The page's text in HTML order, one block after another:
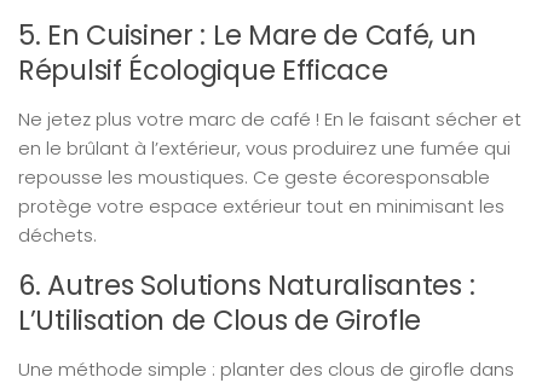
5. En Cuisiner : Le Mare de Café, un
Répulsif Écologique Efficace
Ne jetez plus votre marc de café ! En le faisant sécher et
en le brûlant à l’extérieur, vous produirez une fumée qui
repousse les moustiques. Ce geste écoresponsable
protège votre espace extérieur tout en minimisant les
déchets.
6. Autres Solutions Naturalisantes :
L’Utilisation de Clous de Girofle
Une méthode simple : planter des clous de girofle dans